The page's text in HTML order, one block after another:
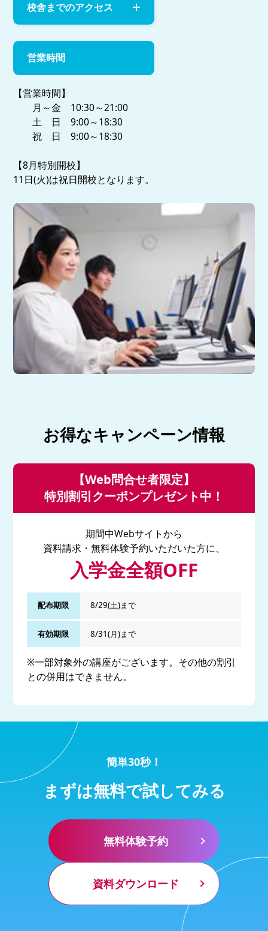
校舎までのアクセス
営業時間
【営業時間】
月～金 10:30～21:00
土 日 9:00～18:30
祝 日 9:00～18:30
【8月特別開校】
11日(火)は祝日開校となります。
お得なキャンペーン情報
【Web問合せ者限定】
特別割引クーポンプレゼント中！
期間中Webサイトから
資料請求・無料体験予約いただいた方に、
入学金全額OFF
配布期限 8/29(土)まで
有効期限 8/31(月)まで
※一部対象外の講座がございます。その他の割引
との併用はできません。
簡単30秒！
まずは無料で試してみる
無料体験予約
資料ダウンロード